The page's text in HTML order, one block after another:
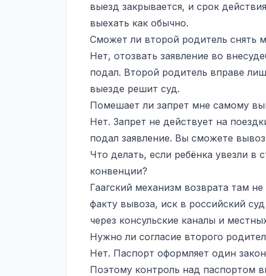
выезд закрывается, и срок
выехать как обычно.
Сможет ли второй родитель снять
Нет, отозвать заявление во
подал. Второй родитель вправе
выезде решит суд.
Помешает ли запрет мне самому
Нет. Запрет не действует на
подал заявление. Вы сможете
Что делать, если ребёнка увезли в
конвенции?
Гаагский механизм возврата там
факту вывоза, иск в российский
через консульские каналы и
Нужно ли согласие второго
Нет. Паспорт оформляет один
Поэтому контроль над паспортом